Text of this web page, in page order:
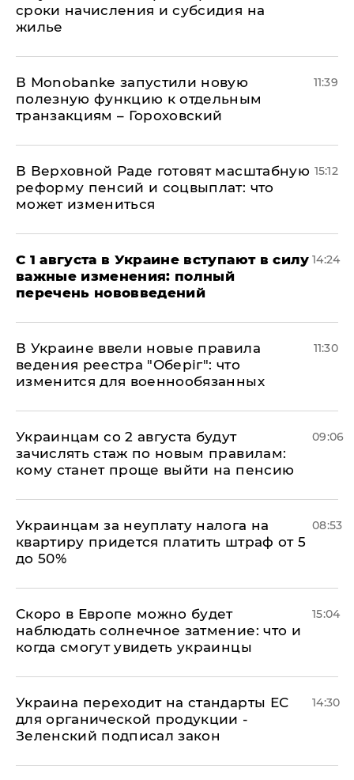
сроки начисления и субсидия на
жилье
В Мonobankе запустили новую
полезную функцию к отдельным
транзакциям – Гороховский
11:39
В Верховной Раде готовят масштабную
реформу пенсий и соцвыплат: что
может измениться
15:12
С 1 августа в Украине вступают в силу
важные изменения: полный
перечень нововведений
14:24
В Украине ввели новые правила
ведения реестра "Оберіг": что
изменится для военнообязанных
11:30
Украинцам со 2 августа будут
зачислять стаж по новым правилам:
кому станет проще выйти на пенсию
09:06
Украинцам за неуплату налога на
квартиру придется платить штраф от 5
до 50%
08:53
Скоро в Европе можно будет
наблюдать солнечное затмение: что и
когда смогут увидеть украинцы
15:04
Украина переходит на стандарты ЕС
для органической продукции -
Зеленский подписал закон
14:30